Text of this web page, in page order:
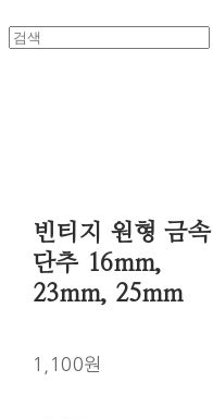
빈티지 원형 금속
단추 16mm,
23mm, 25mm
1,100원